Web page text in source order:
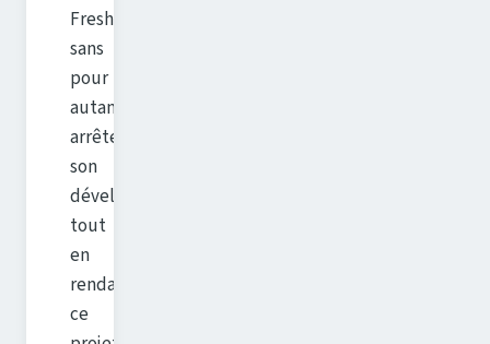
FreshRSS,
sans
pour
autant
arrêter
son
développement,
tout
en
rendant
ce